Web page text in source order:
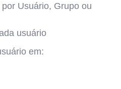
Usuário, Grupo ou
usuário
em: